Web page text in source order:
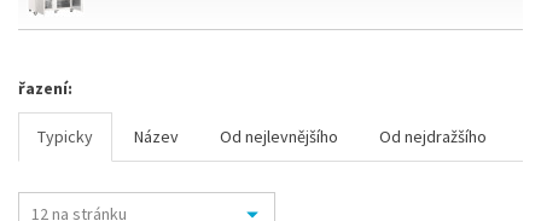
řazení:
Typicky Název Od nejlevnějšího Od nejdražšího